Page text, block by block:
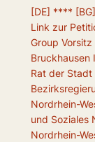
[DE] ****
Link zur
Group
Bruckhausen
Rat der Stadt
Nordrhein-
und Soziales
Nordrhein-